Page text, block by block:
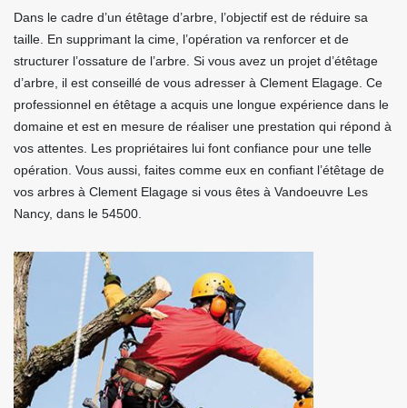
Dans le cadre d’un étêtage d’arbre, l’objectif est de réduire sa
taille. En supprimant la cime, l’opération va renforcer et de
structurer l’ossature de l’arbre. Si vous avez un projet d’étêtage
d’arbre, il est conseillé de vous adresser à Clement Elagage. Ce
professionnel en étêtage a acquis une longue expérience dans le
domaine et est en mesure de réaliser une prestation qui répond à
vos attentes. Les propriétaires lui font confiance pour une telle
opération. Vous aussi, faites comme eux en confiant l’étêtage de
vos arbres à Clement Elagage si vous êtes à Vandoeuvre Les
Nancy, dans le 54500.